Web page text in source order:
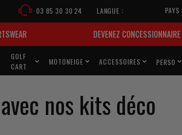
DEVENEZ CONCESSIONNAIRE
GOLF
CART
 MOTONEIGE  ACCESSOIRES  PERSO 
03 85 30 30 24 LANGUE PAYS
nos kits déco